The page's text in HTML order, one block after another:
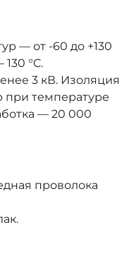
— от -60 до +130
°C.
3 кВ. Изоляция
при температуре
— 20 000
проволока